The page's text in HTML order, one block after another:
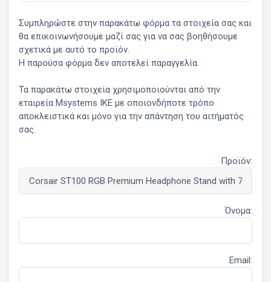
Συμπληρώστε στην παρακάτω φόρμα τα στοιχεία σας και
θα επικοινωνήσουμε μαζί σας για να σας βοηθήσουμε
σχετικά με αυτό το προϊόν.
Η παρούσα φόρμα δεν αποτελεί παραγγελία.
Τα παρακάτω στοιχεία χρησιμοποιούνται από την
εταιρεία Msystems ΙΚΕ με οποιονδήποτε τρόπο
αποκλειστικά και μόνο για την απάντηση του αιτήματός
σας.
Προϊόν:
Όνομα:
Email: